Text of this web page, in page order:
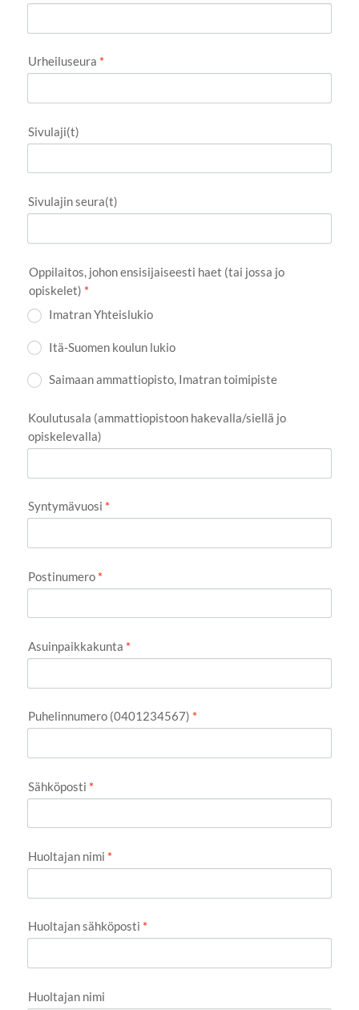
Urheiluseura *
Sivulaji(t)
Sivulajin seura(t)
Oppilaitos, johon ensisijaiseesti haet (tai jossa jo
opiskelet) *
Imatran Yhteislukio
Itä-Suomen koulun lukio
Saimaan ammattiopisto, Imatran toimipiste
Koulutusala (ammattiopistoon hakevalla/siellä jo
opiskelevalla)
Syntymävuosi *
Postinumero *
Asuinpaikkakunta *
Puhelinnumero (0401234567) *
Sähköposti *
Huoltajan nimi *
Huoltajan sähköposti *
Huoltajan nimi